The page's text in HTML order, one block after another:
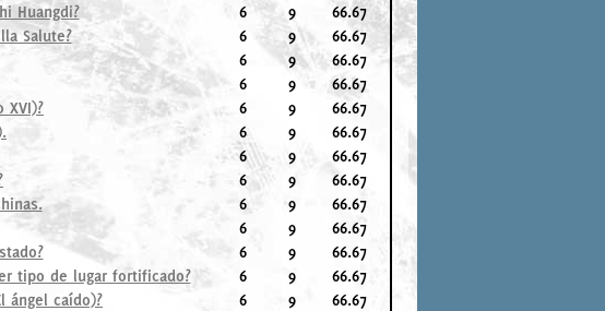
Huangdi? 6 9
66.67
Salute? 6 9
66.67
6 9
66.67
6 9
66.67
XVI)? 6 9
66.67
6 9
66.67
6 9
66.67
6 9
66.67
6 9
66.67
6 9
66.67
6 9
66.67
tipo de lugar fortificado? 6 9
66.67
ángel caído)? 6 9
66.67